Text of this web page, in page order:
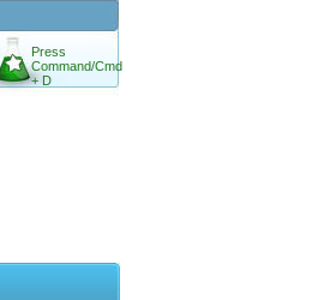
Press
Command/Cmd
+ D